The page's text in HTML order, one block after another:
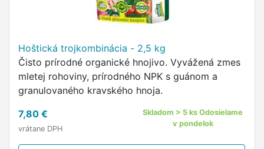
Hoštická trojkombinácia - 2,5 kg
Čisto prírodné organické hnojivo. Vyvážená zmes
mletej rohoviny, prírodného NPK s guánom a
granulovaného kravského hnoja.
7,80 €
vrátane DPH
Skladom > 5 ks Odosielame
v pondelok